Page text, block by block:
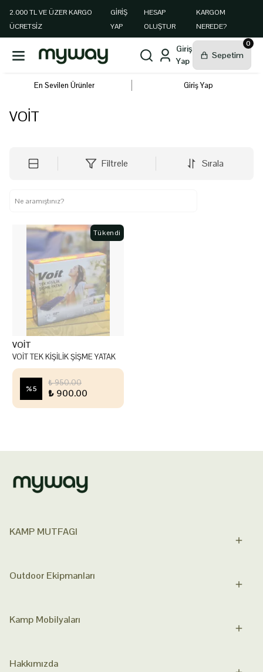
2.000 TL VE ÜZER KARGO
ÜCRETSİZ
GIRIŞ
YAP
HESAP
OLUŞTUR
KARGOM
NEREDE?
0
En Sevilen Ürünler Giriş Yap
VOİT
Filtrele Sırala
Tükendi
VOİT
VOİT TEK KİŞİLİK ŞİŞME YATAK
%5
₺ 950.00
₺ 900.00
KAMP MUTFAGI
Outdoor Ekipmanları
Kamp Mobilyaları
Hakkımızda